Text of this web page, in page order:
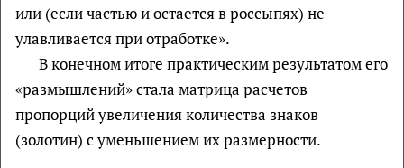
или (если частью и остается в россыпях) не
улавливается при отработке».
В конечном итоге практическим результатом его
«размышлений» стала матрица расчетов
пропорций увеличения количества знаков
(золотин) с уменьшением их размерности.